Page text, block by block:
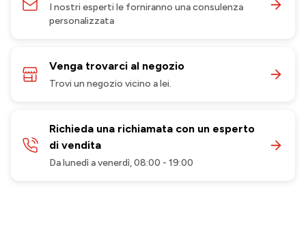
I nostri esperti le forniranno una consulenza
personalizzata
Venga trovarci al negozio
Trovi un negozio vicino a lei.
Richieda una richiamata con un esperto
di vendita
Da lunedì a venerdì, 08:00 - 19:00